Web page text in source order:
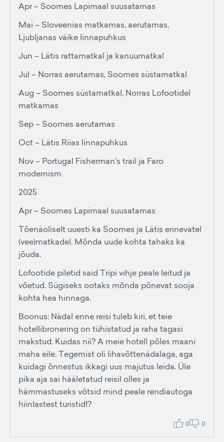
Apr – Soomes Lapimaal suusatamas
Mai – Sloveenias matkamas, aerutamas,
Ljubljanas väike linnapuhkus
Jun – Lätis rattamatkal ja kanuumatkal
Jul – Norras aerutamas, Soomes süstamatkal
Aug – Soomes süstamatkal, Norras Lofootidel
matkamas
Sep – Soomes aerutamas
Oct – Lätis Riias linnapuhkus
Nov – Portugal Fisherman’s trail ja Faro
modernism
2025
Apr – Soomes Lapimaal suusatamas
Tõenäoliselt uuesti ka Soomes ja Lätis erinevatel
(vee)matkadel. Mõnda uude kohta tahaks ka
jõuda.
Lofootide piletid said Tripi vihje peale leitud ja
võetud. Sügiseks ootaks mõnda põnevat sooja
kohta hea hinnaga.
Boonus: Nädal enne reisi tuleb kiri, et teie
hotellibronering on tühistatud ja raha tagasi
makstud. Kuidas nii? A meie hotell põles maani
maha eile. Tegemist oli lihavõttenädalaga, aga
kuidagi õnnestus ikkagi uus majutus leida. Üle
pika aja sai hääletatud reisil olles ja
hämmastuseks võtsid mind peale rendiautoga
hiinlastest turistid!?
0 0